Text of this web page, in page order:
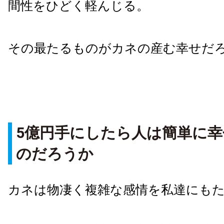
間性をひどく軽んじる。
その最たるものがカネの産む幸せだ
5億円手にしたら人は簡単に
のだろうか
カネは物凄く複雑な感情を私達にも